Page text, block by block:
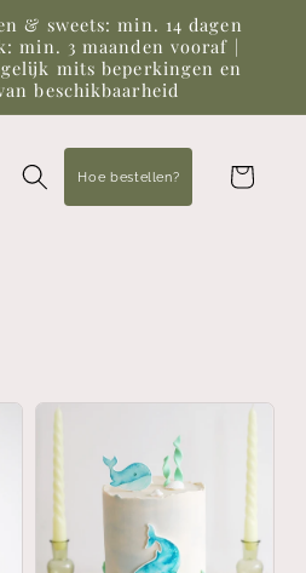
& sweets: min. 14 dagen
min. 3 maanden vooraf |
mits beperkingen en
beschikbaarheid
Hoe bestellen?Winkelwagen